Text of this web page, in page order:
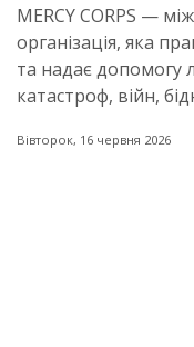
MERCY CORPS —
організація, яка
та надає допомогу
катастроф, війн,
Вівторок, 16 червня 2026